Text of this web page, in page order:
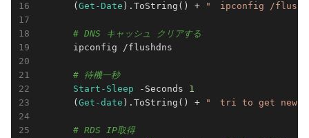
(Get-Date ).ToString() + "　ipconfig /
# DNS キャッシュ クリアする
ipconfig /flushdns
# 待機一秒
Start-Sleep -Seconds 1
(Get-date ).ToString() + "　tri to get new
# RDS IP取得